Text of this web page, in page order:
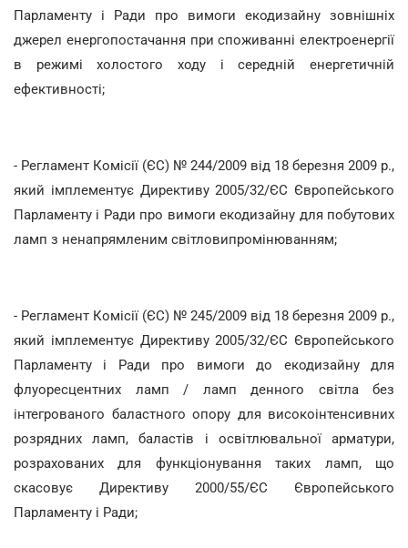
Парламенту і Ради про вимоги екодизайну зовнішніх
джерел енергопостачання при споживанні електроенергії
в режимі холостого ходу і середній енергетичній
ефективності;
- Регламент Комісії (ЄС) № 244/2009 від 18 березня 2009 р.,
який імплементує Директиву 2005/32/ЄС Європейського
Парламенту і Ради про вимоги екодизайну для побутових
ламп з ненапрямленим світловипромінюванням;
- Регламент Комісії (ЄС) № 245/2009 від 18 березня 2009 р.,
який імплементує Директиву 2005/32/ЄС Європейського
Парламенту і Ради про вимоги до екодизайну для
флуоресцентних ламп / ламп денного світла без
інтегрованого баластного опору для високоінтенсивних
розрядних ламп, баластів і освітлювальної арматури,
розрахованих для функціонування таких ламп, що
скасовує Директиву 2000/55/ЄС Європейського
Парламенту і Ради;